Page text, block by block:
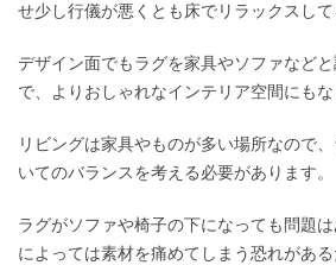
せ少し行儀が悪くとも床でリラックスし
デザイン面でもラグを家具やソファなど
で、よりおしゃれなインテリア空間にもな
リビングは家具やものが多い場所なので
いてのバランスを考える必要があります。
ラグがソファや椅子の下になっても問題
によっては素材を痛めてしまう恐れがあ